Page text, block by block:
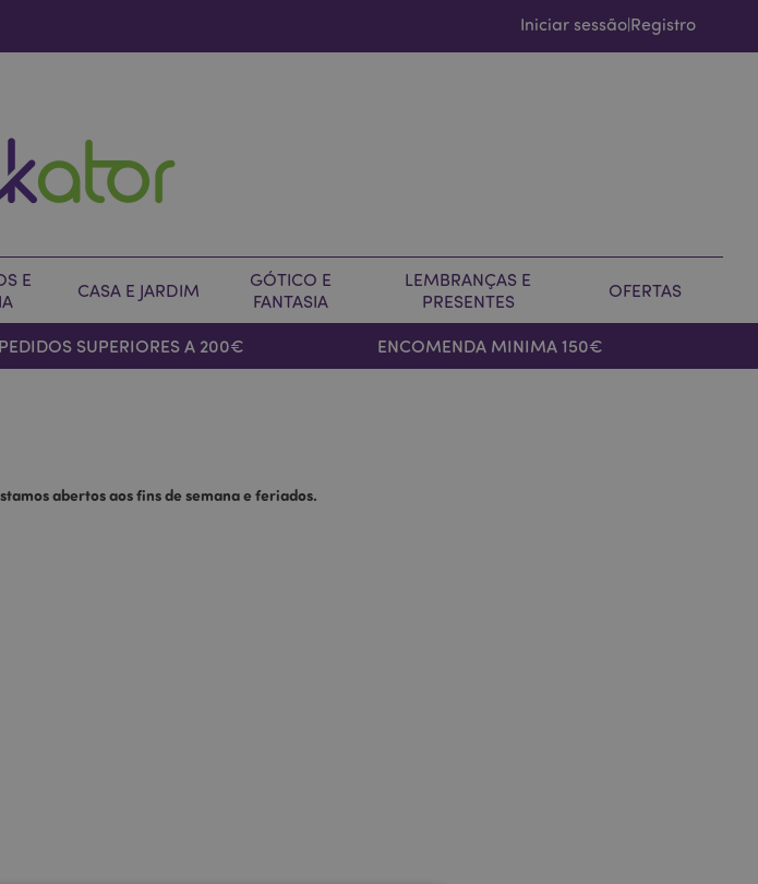
Iniciar sessão|Registro
E
CASA E JARDIM
GÓTICO E
FANTASIA
LEMBRANÇAS E
PRESENTES
OFERTAS
SUPERIORES A 200€ ENCOMENDA MINIMA 150€
abertos aos fins de semana e feriados.